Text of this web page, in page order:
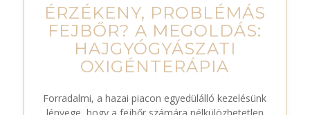
ÉRZÉKENY, PROBLÉMÁS
FEJBŐR? A MEGOLDÁS:
HAJGYÓGYÁSZATI
OXIGÉNTERÁPIA
Forradalmi, a hazai piacon egyedülálló kezelésünk